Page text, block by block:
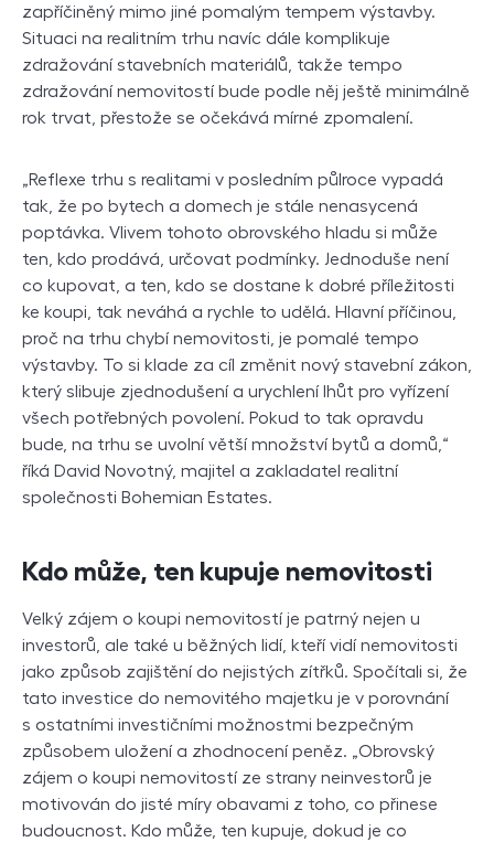
zapříčiněný mimo jiné pomalým tempem výstavby.
Situaci na realitním trhu navíc dále komplikuje
zdražování stavebních materiálů, takže tempo
zdražování nemovitostí bude podle něj ještě minimálně
rok trvat, přestože se očekává mírné zpomalení.
„Reflexe trhu s realitami v posledním půlroce vypadá
tak, že po bytech a domech je stále nenasycená
poptávka. Vlivem tohoto obrovského hladu si může
ten, kdo prodává, určovat podmínky. Jednoduše není
co kupovat, a ten, kdo se dostane k dobré příležitosti
ke koupi, tak neváhá a rychle to udělá. Hlavní příčinou,
proč na trhu chybí nemovitosti, je pomalé tempo
výstavby. To si klade za cíl změnit nový stavební zákon,
který slibuje zjednodušení a urychlení lhůt pro vyřízení
všech potřebných povolení. Pokud to tak opravdu
bude, na trhu se uvolní větší množství bytů a domů,“
říká David Novotný, majitel a zakladatel realitní
společnosti Bohemian Estates.
Kdo může, ten kupuje nemovitosti
Velký zájem o koupi nemovitostí je patrný nejen u
investorů, ale také u běžných lidí, kteří vidí nemovitosti
jako způsob zajištění do nejistých zítřků. Spočítali si, že
tato investice do nemovitého majetku je v porovnání
s ostatními investičními možnostmi bezpečným
způsobem uložení a zhodnocení peněz. „Obrovský
zájem o koupi nemovitostí ze strany neinvestorů je
motivován do jisté míry obavami z toho, co přinese
budoucnost. Kdo může, ten kupuje, dokud je co